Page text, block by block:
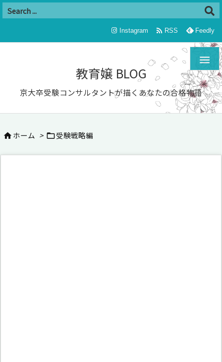
教育嬢 BLOG
京大卒受験コンサルタントが描くあなたの合格物語

Instagram  RSS Feedly
 ホーム > 受験戦略編